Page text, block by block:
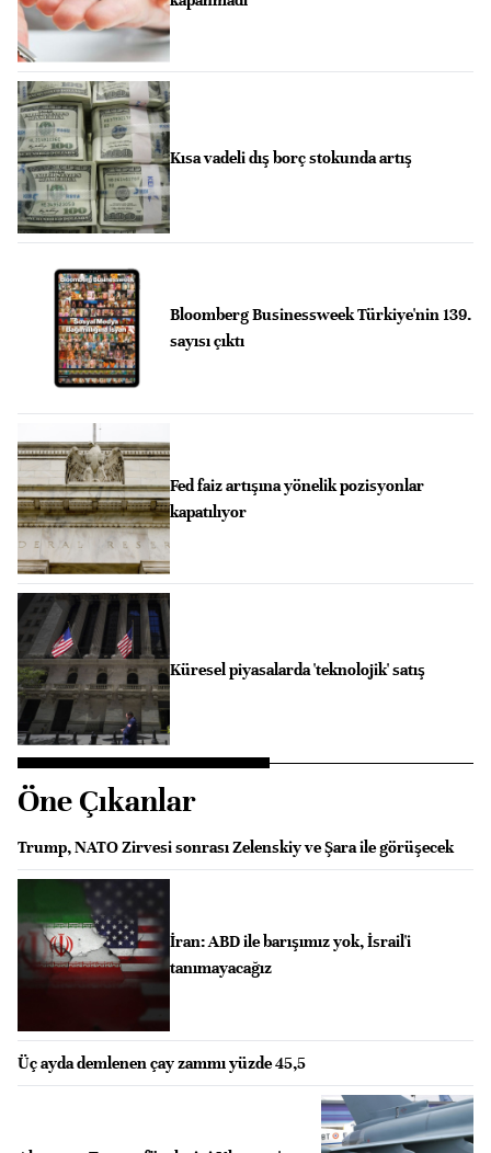
Kısa vadeli dış borç stokunda artış
Bloomberg Businessweek Türkiye'nin 139.
sayısı çıktı
Fed faiz artışına yönelik pozisyonlar
kapatılıyor
Küresel piyasalarda 'teknolojik' satış
Öne Çıkanlar
Trump, NATO Zirvesi sonrası Zelenskiy ve Şara ile görüşecek
İran: ABD ile barışımız yok, İsrail'i
tanımayacağız
Üç ayda demlenen çay zammı yüzde 45,5